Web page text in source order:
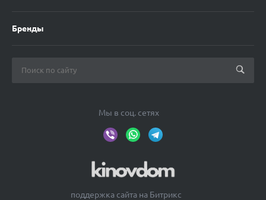
Бренды
Мы в соц. сетях
поддержка сайта на Битрикс